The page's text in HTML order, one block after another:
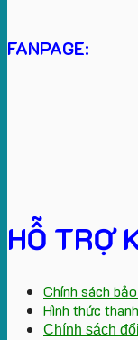
FANPAGE:
HỖ TRỢ
Chính sách
Hình thức
Chính sách